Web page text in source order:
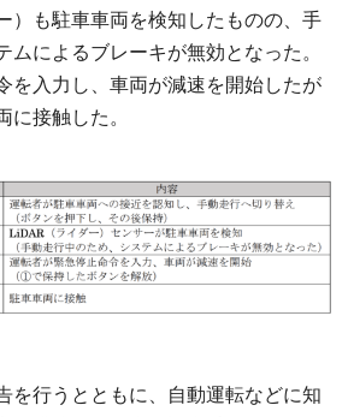
）も駐車車両を検知したものの、手
ムによるブレーキが無効となった。
を入力し、車両が減速を開始したが
に接触した。
を行うとともに、自動運転などに知